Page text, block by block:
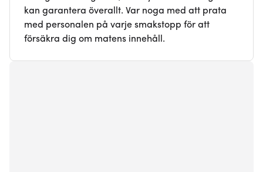
kan garantera överallt. Var noga med att prata
med personalen på varje smakstopp för att
försäkra dig om matens innehåll.